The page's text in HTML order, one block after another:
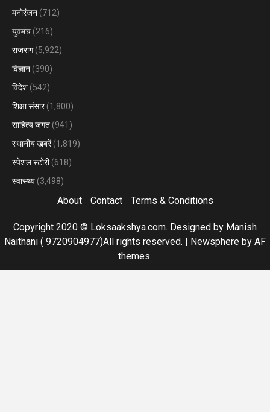
मनोरंजन (712)
युवमंच (216)
राजराग(5,922)
विज्ञान (390)
विदेश (542)
शिक्षा संसार(1,800)
साहित्य जगत (941)
स्थानीय खबरें(1,819)
स्पेशल स्टोरी(618)
स्वास्थ्य (3,498)
About Contact Terms & Conditions
Copyright 2020 © Loksaakshya.com. Designed by Manish
Naithani ( 9720904977)All rights reserved.
Newsphere by AF
themes.